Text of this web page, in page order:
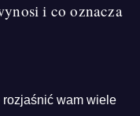
i co oznacza
rozjaśnić wam wiele